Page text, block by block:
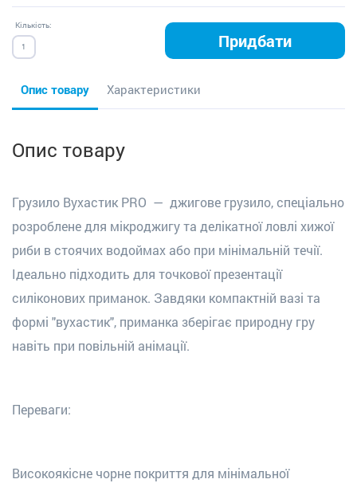
Кількість:
Придбати
Опис товару Характеристики
Опис товару
Грузило Вухастик PRO — джигове грузило, спеціально
розроблене для мікроджигу та делікатної ловлі хижої
риби в стоячих водоймах або при мінімальній течії.
Ідеально підходить для точкової презентації
силіконових приманок. Завдяки компактній вазі та
формі "вухастик", приманка зберігає природну гру
навіть при повільній анімації.
Переваги:
Високоякісне чорне покриття для мінімальної